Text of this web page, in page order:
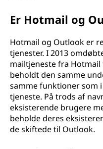
Er Hotmail og
Hotmail og Outlook er
tjenester. I 2013
mailtjeneste fra
beholdt den samme
samme funktioner som
tjeneste. På trods af
eksisterende brugere
beholde deres
de skiftede til Outlook.